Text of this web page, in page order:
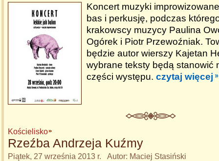
Koncert muzyki
bas i perkusję, podczas
krakowscy muzycy Paulina
Ogórek i Piotr Przewoźniak.
będzie autor wierszy Kajetan
wybrane teksty będą stanowić
części występu. czytaj więcej
Kościelisko
Rzeźba Andrzeja Kuźmy
Piątek, 27 września 2013 r. Autor: Maciej Stasiński